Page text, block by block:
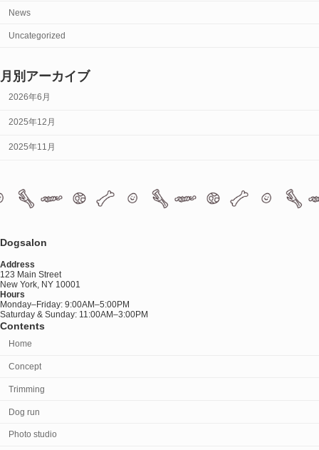
News
Uncategorized
月別アーカイブ
2026年6月
2025年12月
2025年11月
Dogsalon
Address
123 Main Street
New York, NY 10001
Hours
Monday–Friday: 9:00AM–5:00PM
Saturday & Sunday: 11:00AM–3:00PM
Contents
Home
Concept
Trimming
Dog run
Photo studio